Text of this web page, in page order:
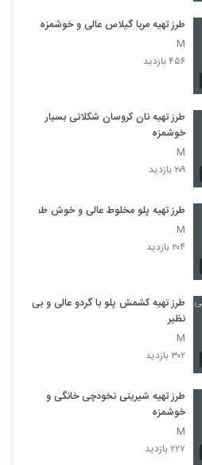
طرز تهیه مربا گیلاس عالی و خوشمزه
M
۴۵۶ بازدید
طرز تهیه نان کروسان شکلاتی بسیار
خوشمزه
M
۲۰۹ بازدید
طرز تهیه پلو مخلوط عالی و خوش طعم
M
۲۰۴ بازدید
طرز تهیه کشمش پلو با گردو عالی و بی
نظیر
M
۳۰۲ بازدید
طرز تهیه شیرینی نخودچی خانگی و
خوشمزه
M
۲۲۷ بازدید